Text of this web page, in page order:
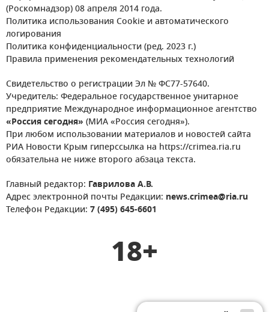
(Роскомнадзор) 08 апреля 2014 года.
Политика использования Cookie и автоматического
логирования
Политика конфиденциальности (ред. 2023 г.)
Правила применения рекомендательных технологий
Свидетельство о регистрации Эл № ФС77-57640.
Учредитель: Федеральное государственное унитарное
предприятие Международное информационное агентство
«Россия сегодня» (МИА «Россия сегодня»).
При любом использовании материалов и новостей сайта
РИА Новости Крым гиперссылка на https://crimea.ria.ru
обязательна не ниже второго абзаца текста.
Главный редактор: Гаврилова А.В.
Адрес электронной почты Редакции: news.crimea@ria.ru
Телефон Редакции: 7 (495) 645-6601
18+